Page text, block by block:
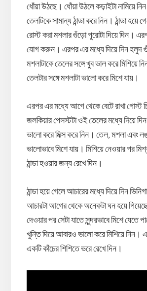
ধোঁয়া উঠছে। ধোঁয়া উঠলে কড়াইটা নামিয়ে
তেলটিকে সামান্য ঠান্ডা করে নিন। ঠান্ডা হয়ে
রোস্ট করা মশলার গুঁড়ো পুরোটা দিয়ে দিন।
যোগ করুন। এরপর এর মধ্যে দিয়ে দিন হলুদ
মশলাটাকে তেলের সঙ্গে খুব ভাল করে মিশিয়ে
তেলটার সঙ্গে মশলাটা ভালো করে মিশে যায়।
এরপর এর মধ্যে আগে থেকে বেটে রাখা গোস্ট
জলকিয়ার পেসস্টটা ওই তেলের মধ্যে দিয়ে
ভালো করে মিক্স করে নিন। তেল, মশলা এবং
ভালোভাবে মিশে যায়। মিশিয়ে নেওয়ার পর
ঠান্ডা হওয়ার জন্য রেখে দিন।
ঠান্ডা হয়ে গেলে আচারের মধ্যে দিয়ে দিন
আচারটা আগের থেকে অনেকটা ঘন হয়ে
দেওয়ার পর সেটা যাতে সুন্দরভাবে মিশে যেতে
খুন্তি দিয়ে আবারও ভালো করে মিশিয়ে নিন।
একটি কাঁচের শিশিতে ভরে রেখে দিন।